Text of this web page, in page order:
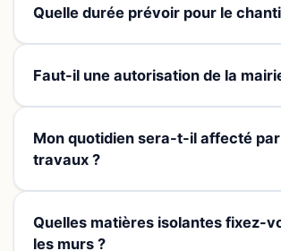
Quelle durée prévoir pour le
Faut-il une autorisation de la
Mon quotidien sera-t-il affecté
travaux ?
Quelles matières isolantes fixez-
les murs ?